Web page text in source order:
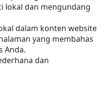
lokal dan mengundang
dalam konten website
yang membahas
Anda.
dan